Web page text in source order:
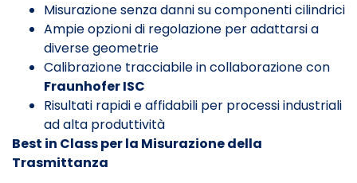
Misurazione senza danni su componenti cilindrici
Ampie opzioni di regolazione per adattarsi a
diverse geometrie
Calibrazione tracciabile in collaborazione con
Fraunhofer ISC
Risultati rapidi e affidabili per processi industriali
ad alta produttività
Best in Class per la Misurazione della
Trasmittanza